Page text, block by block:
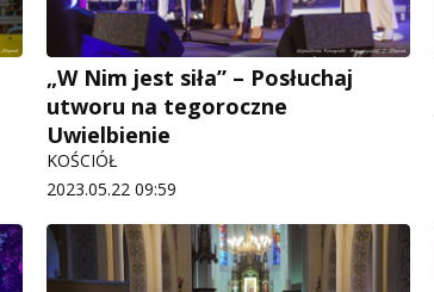
„W Nim jest siła” – Posłuchaj
utworu na tegoroczne
Uwielbienie
KOŚCIÓŁ
2023.05.22 09:59